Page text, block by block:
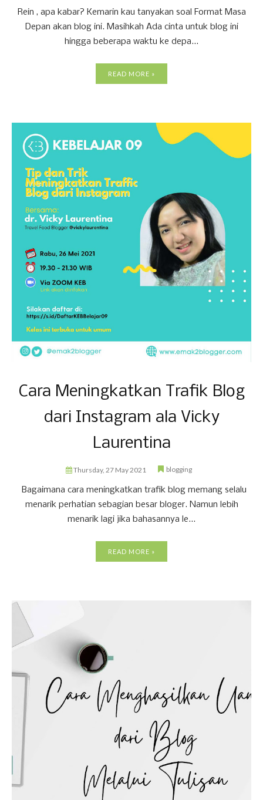
Rein , apa kabar? Kemarin kau tanyakan soal Format Masa
Depan akan blog ini. Masihkah Ada cinta untuk blog ini
hingga beberapa waktu ke depa...
READ MORE »
Cara Meningkatkan Trafik Blog
dari Instagram ala Vicky
Laurentina
Thursday, 27 May 2021 blogging
Bagaimana cara meningkatkan trafik blog memang selalu
menarik perhatian sebagian besar bloger. Namun lebih
menarik lagi jika bahasannya le...
READ MORE »